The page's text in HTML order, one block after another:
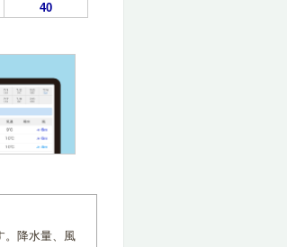
40
。降水量、風